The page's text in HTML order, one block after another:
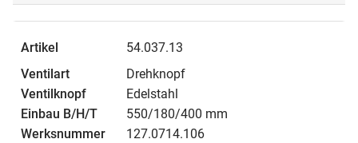
54.037.13
Drehknopf
Edelstahl
550/180/400 mm
127.0714.106